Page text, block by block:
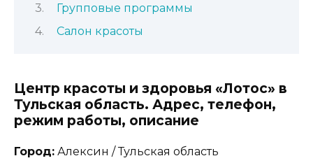
Групповые программы
Салон красоты
Центр красоты и здоровья «Лотос» в
Тульская область. Адрес, телефон,
режим работы, описание
Город: Алексин / Тульская область